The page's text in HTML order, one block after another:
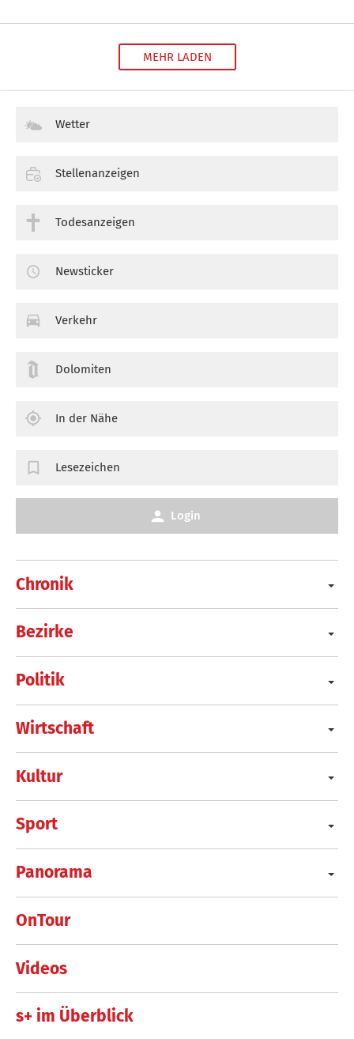
MEHR LADEN
Chronik
Bezirke
Politik
Wirtschaft
Kultur
Sport
Panorama
OnTour
Videos
s+ im Überblick
Wetter
Stellenanzeigen
Todesanzeigen
Newsticker
Verkehr
Dolomiten
In der Nähe
Lesezeichen
Login